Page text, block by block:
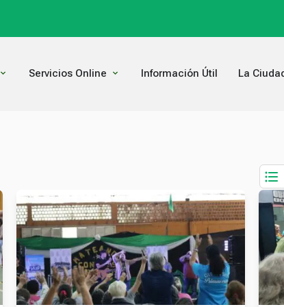
Open Comunicación
Servicios Online Open Servicios Online
Información Útil La
Page Page